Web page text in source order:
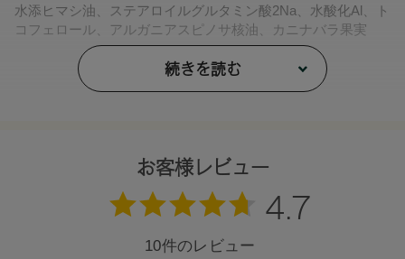
水添ヒマシ油、ステアロイルグルタミン酸2Na、水酸化Al、ト
コフェロール、アルガニアスピノサ核油、カニナバラ果実
油、ジパルミチン酸アスコルビル、シリカ、マイカ、酸化
鉄、酸化チタン、ホウケイ酸（Ca/Al）、グンジョウ、酸化ス
店舗でお問い合わせの際には、下記品番をお伝え下さい。
続きを読む
お客様レビュー